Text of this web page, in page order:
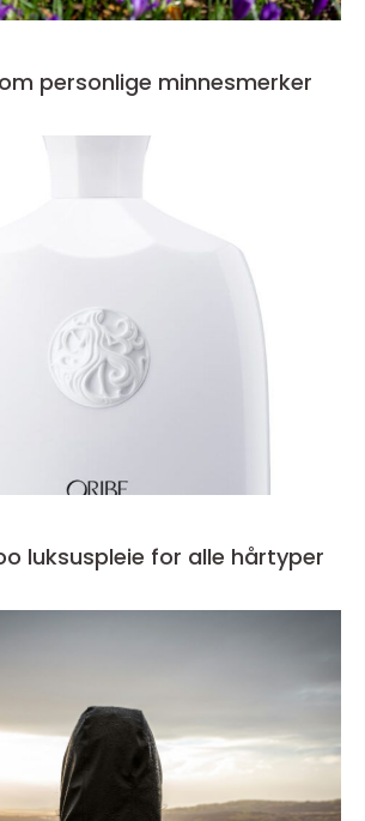
personlige minnesmerker
Oribe shampoo luksuspleie for alle hårtyper